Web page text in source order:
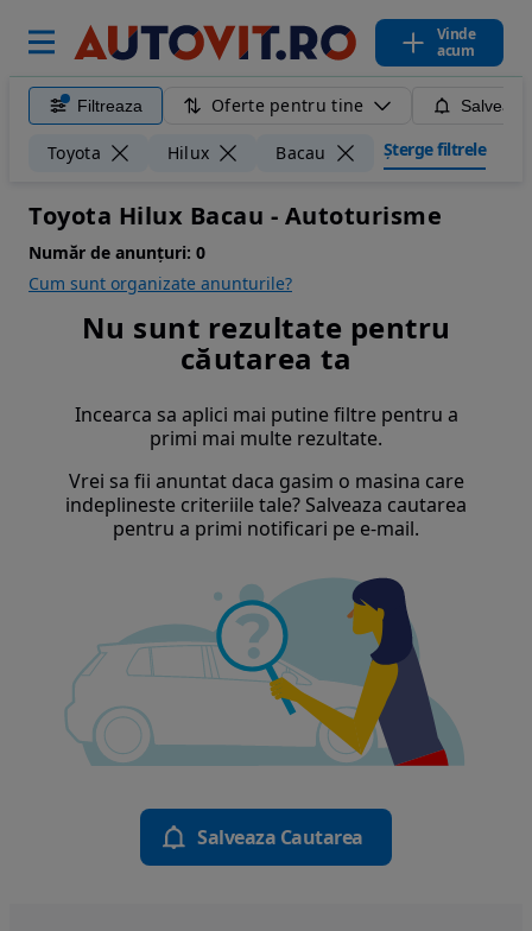
Vinde
acum
Filtreaza Oferte pentru tine
Toyota Hilux Bacau Șterge filtrele
Toyota Hilux Bacau - Autoturisme
Număr de anunțuri: 0
Cum sunt organizate anunturile?
Nu sunt rezultate pentru
căutarea ta
Incearca sa aplici mai putine filtre pentru a
primi mai multe rezultate.
Vrei sa fii anuntat daca gasim o masina care
indeplineste criteriile tale? Salveaza cautarea
pentru a primi notificari pe e-mail.
Salveaza Cautarea